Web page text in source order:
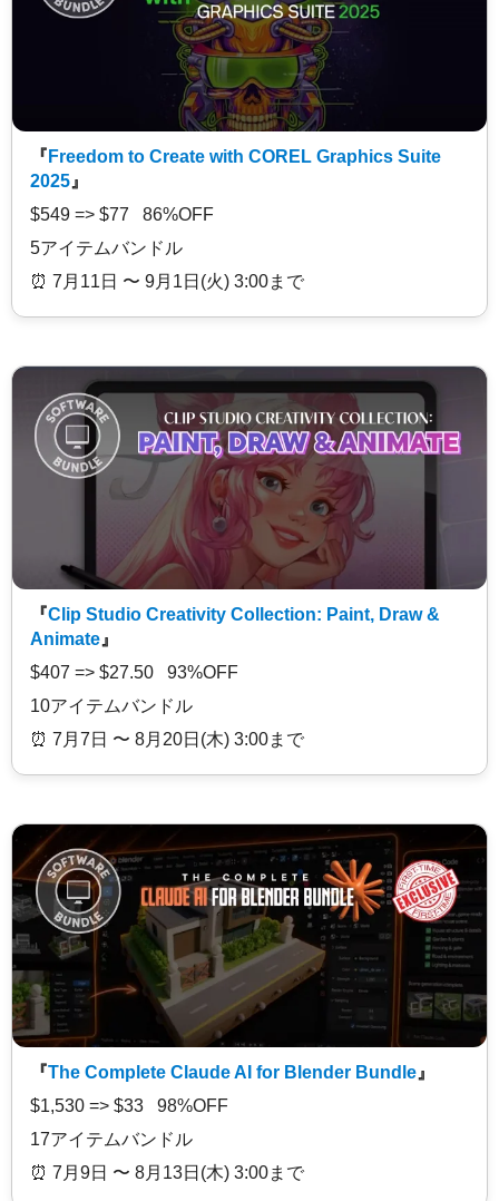
『 Freedom to Create with COREL Graphics Suite
2025 』
$549 => $77 86%OFF
5アイテムバンドル
⏰️ 7月11日 〜 9月1日(火) 3:00まで
『Clip Studio Creativity Collection: Paint, Draw &
Animate 』
$407 => $27.50 93%OFF
10アイテムバンドル
⏰️ 7月7日 〜 8月20日(木) 3:00まで
『The Complete Claude AI for Blender Bundle 』
$1,530 => $33 98%OFF
17アイテムバンドル
⏰️ 7月9日 〜 8月13日(木) 3:00まで